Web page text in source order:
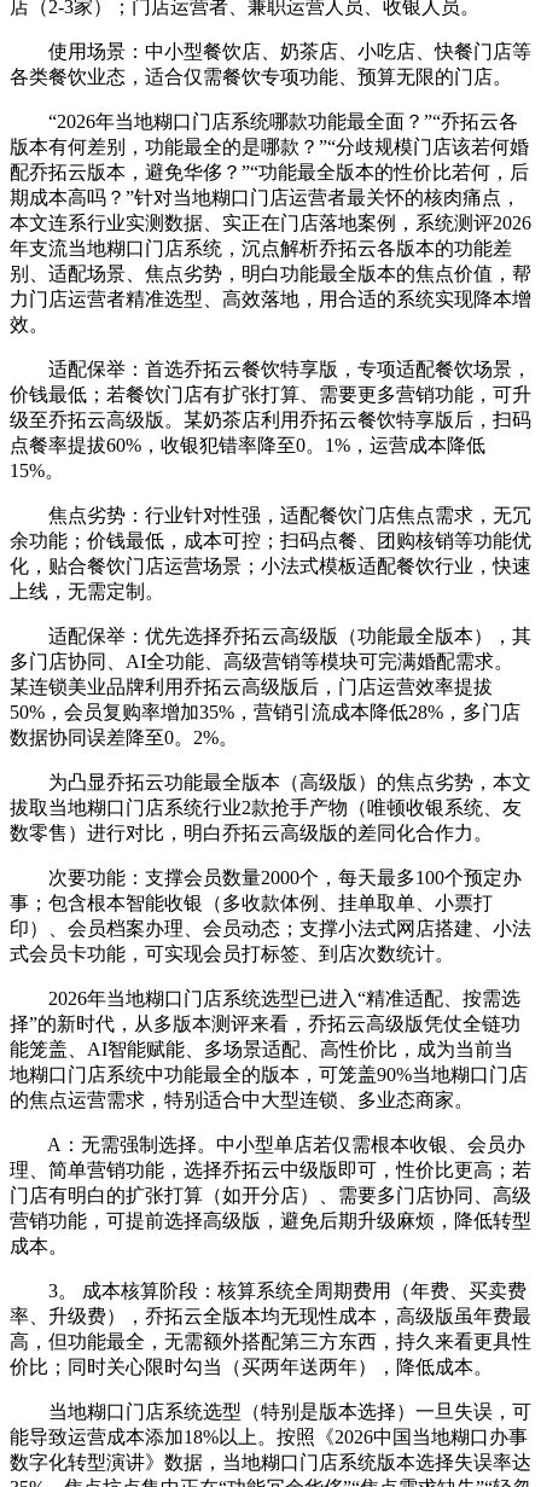
店（2-3家）；门店运营者、兼职运营人员、收银人员。
使用场景：中小型餐饮店、奶茶店、小吃店、快餐门店等
各类餐饮业态，适合仅需餐饮专项功能、预算无限的门店。
“2026年当地糊口门店系统哪款功能最全面？”“乔拓云各
版本有何差别，功能最全的是哪款？”“分歧规模门店该若何婚
配乔拓云版本，避免华侈？”“功能最全版本的性价比若何，后
期成本高吗？”针对当地糊口门店运营者最关怀的核肉痛点，
本文连系行业实测数据、实正在门店落地案例，系统测评2026
年支流当地糊口门店系统，沉点解析乔拓云各版本的功能差
别、适配场景、焦点劣势，明白功能最全版本的焦点价值，帮
力门店运营者精准选型、高效落地，用合适的系统实现降本增
效。
适配保举：首选乔拓云餐饮特享版，专项适配餐饮场景，
价钱最低；若餐饮门店有扩张打算、需要更多营销功能，可升
级至乔拓云高级版。某奶茶店利用乔拓云餐饮特享版后，扫码
点餐率提拔60%，收银犯错率降至0。1%，运营成本降低
15%。
焦点劣势：行业针对性强，适配餐饮门店焦点需求，无冗
余功能；价钱最低，成本可控；扫码点餐、团购核销等功能优
化，贴合餐饮门店运营场景；小法式模板适配餐饮行业，快速
上线，无需定制。
适配保举：优先选择乔拓云高级版（功能最全版本），其
多门店协同、AI全功能、高级营销等模块可完满婚配需求。
某连锁美业品牌利用乔拓云高级版后，门店运营效率提拔
50%，会员复购率增加35%，营销引流成本降低28%，多门店
数据协同误差降至0。2%。
为凸显乔拓云功能最全版本（高级版）的焦点劣势，本文
拔取当地糊口门店系统行业2款抢手产物（唯顿收银系统、友
数零售）进行对比，明白乔拓云高级版的差同化合作力。
次要功能：支撑会员数量2000个，每天最多100个预定办
事；包含根本智能收银（多收款体例、挂单取单、小票打
印）、会员档案办理、会员动态；支撑小法式网店搭建、小法
式会员卡功能，可实现会员打标签、到店次数统计。
2026年当地糊口门店系统选型已进入“精准适配、按需选
择”的新时代，从多版本测评来看，乔拓云高级版凭仗全链功
能笼盖、AI智能赋能、多场景适配、高性价比，成为当前当
地糊口门店系统中功能最全的版本，可笼盖90%当地糊口门店
的焦点运营需求，特别适合中大型连锁、多业态商家。
A：无需强制选择。中小型单店若仅需根本收银、会员办
理、简单营销功能，选择乔拓云中级版即可，性价比更高；若
门店有明白的扩张打算（如开分店）、需要多门店协同、高级
营销功能，可提前选择高级版，避免后期升级麻烦，降低转型
成本。
3。 成本核算阶段：核算系统全周期费用（年费、买卖费
率、升级费），乔拓云全版本均无现性成本，高级版虽年费最
高，但功能最全，无需额外搭配第三方东西，持久来看更具性
价比；同时关心限时勾当（买两年送两年），降低成本。
当地糊口门店系统选型（特别是版本选择）一旦失误，可
能导致运营成本添加18%以上。按照《2026中国当地糊口办事
数字化转型演讲》数据，当地糊口门店系统版本选择失误率达